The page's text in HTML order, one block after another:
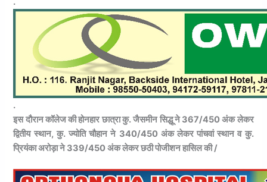
.
इस दौरान कॉलेज की होनहार छात्रा कु. जैसमीन सिद्धू ने 367/450 अंक लेकर
द्वितीय स्थान, कु. ज्योति चौहान ने 340/450 अंक लेकर पांचवां स्थान व कु.
प्रियंका अरोड़ा ने 339/450 अंक लेकर छठी पोजीशन हासिल की /